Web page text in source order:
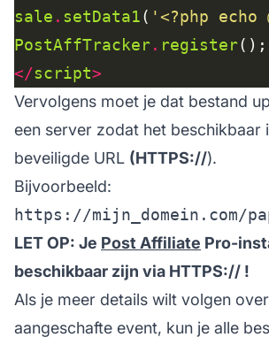
sale . setData1( '<?php echo
PostAffTracker. register
</script>
Vervolgens moet je dat bestand
een server zodat het beschikbaar
beveiligde URL (HTTPS://).
Bijvoorbeeld:
https://mijn_domein.com/
LET OP: Je Post Affiliate Pro-
beschikbaar zijn via HTTPS:// !
Als je meer details wilt volgen
aangeschafte event, kun je alle